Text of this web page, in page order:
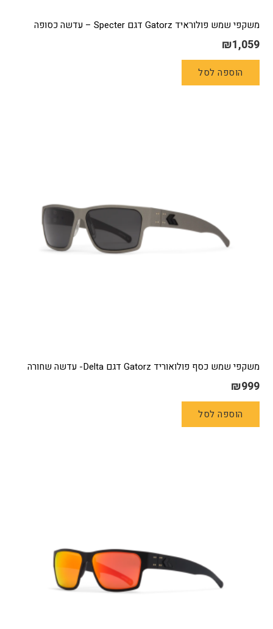
משקפי שמש פולוראיד Gatorz דגם Specter – עדשה כסופה
₪1,059
הוספה לסל
משקפי שמש כסף פולואוריד Gatorz דגם Delta- עדשה שחורה
₪999
הוספה לסל